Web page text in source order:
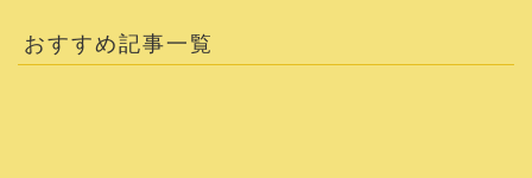
おすすめ記事一覧